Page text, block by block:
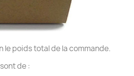
le poids total de la commande.
sont de :